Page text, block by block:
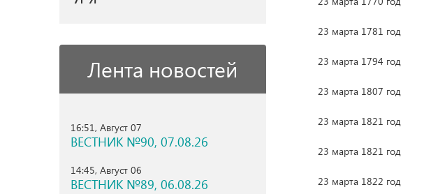
Лента новостей
16:51, Август 07
ВЕСТНИК №90, 07.08.26
14:45, Август 06
ВЕСТНИК №89, 06.08.26
23 марта 1781 год
23 марта 1794 год
23 марта 1807 год
23 марта 1821 год
23 марта 1821 год
23 марта 1822 год